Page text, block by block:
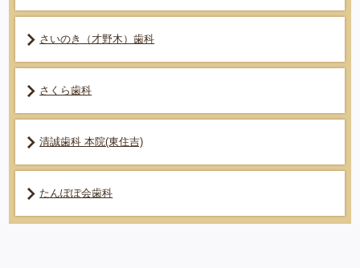
さいのき（才野木）歯科
さくら歯科
清誠歯科 本院(東住吉)
たんぽぽ会歯科